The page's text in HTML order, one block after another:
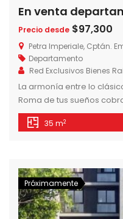
Precio desde $97,300
Petra Imperiale, Cptán.
Departamento
Red Exclusivos Bienes
La armonía entre lo
Roma de tus sueños
Cautivará tus sentidos,
espacios de
35 m2
Próximamente